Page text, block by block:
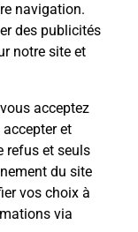
navigation.
des publicités
notre site et
acceptez
et
refus et seuls
du site
vos choix à
via
la route
SOULZON